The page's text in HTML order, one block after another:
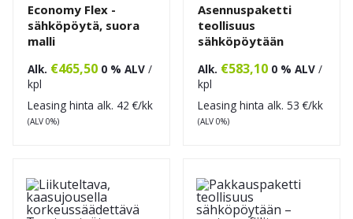
Economy Flex -
sähköpöytä, suora
malli
Alk. €465,50 0 % ALV /
kpl
Leasing hinta alk. 42 €/kk
(ALV 0%)
Asennuspaketti
teollisuus
sähköpöytään
Alk. €583,10 0 % ALV /
kpl
Leasing hinta alk. 53 €/kk
(ALV 0%)